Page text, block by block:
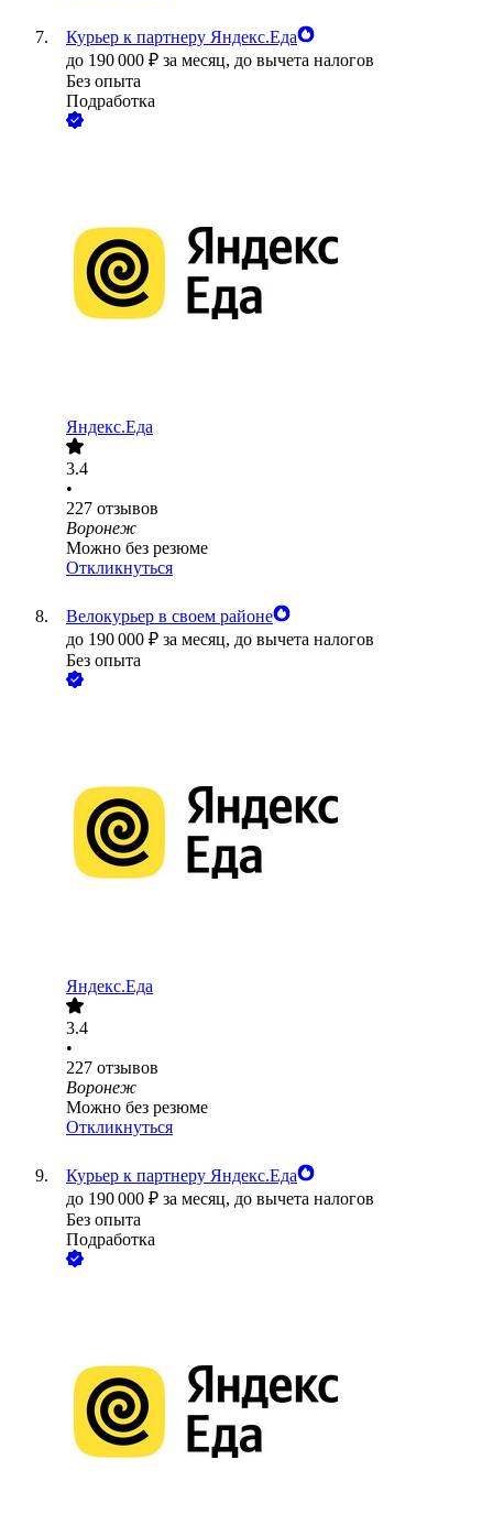
Курьер к партнеру Яндекс.Еда
до 190 000 ₽ за месяц, до вычета налогов
Без опыта
Подработка
Яндекс.Еда
3.4
•
227 отзывов
Воронеж
Можно без резюме
Откликнуться
Велокурьер в своем районе
до 190 000 ₽ за месяц, до вычета налогов
Без опыта
Яндекс.Еда
3.4
•
227 отзывов
Воронеж
Можно без резюме
Откликнуться
Курьер к партнеру Яндекс.Еда
до 190 000 ₽ за месяц, до вычета налогов
Без опыта
Подработка